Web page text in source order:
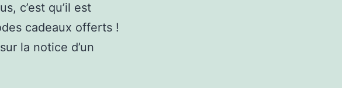
c’est qu’il est
cadeaux offerts !
la notice d’un